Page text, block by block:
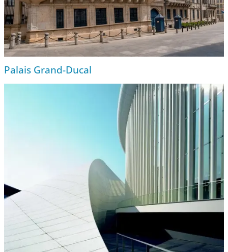
Palais Grand-Ducal